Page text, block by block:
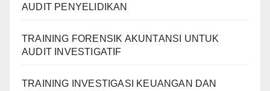
AUDIT PENYELIDIKAN
TRAINING FORENSIK AKUNTANSI UNTUK
AUDIT INVESTIGATIF
TRAINING INVESTIGASI KEUANGAN DAN